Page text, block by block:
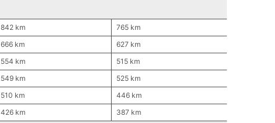
842 km
765 km
666 km
627 km
554 km
515 km
549 km
525 km
510 km
446 km
426 km 387 km